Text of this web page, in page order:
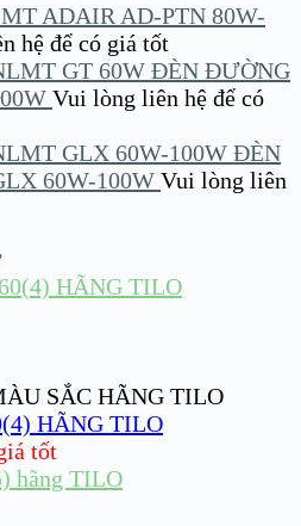
ADAIR AD-PTN 80W-
hệ để có giá tốt
ĐÈN ĐƯỜNG
Vui lòng liên hệ để có
ĐÈN
60W-100W Vui lòng liên
SẮC HÃNG TILO
HÃNG TILO
tốt